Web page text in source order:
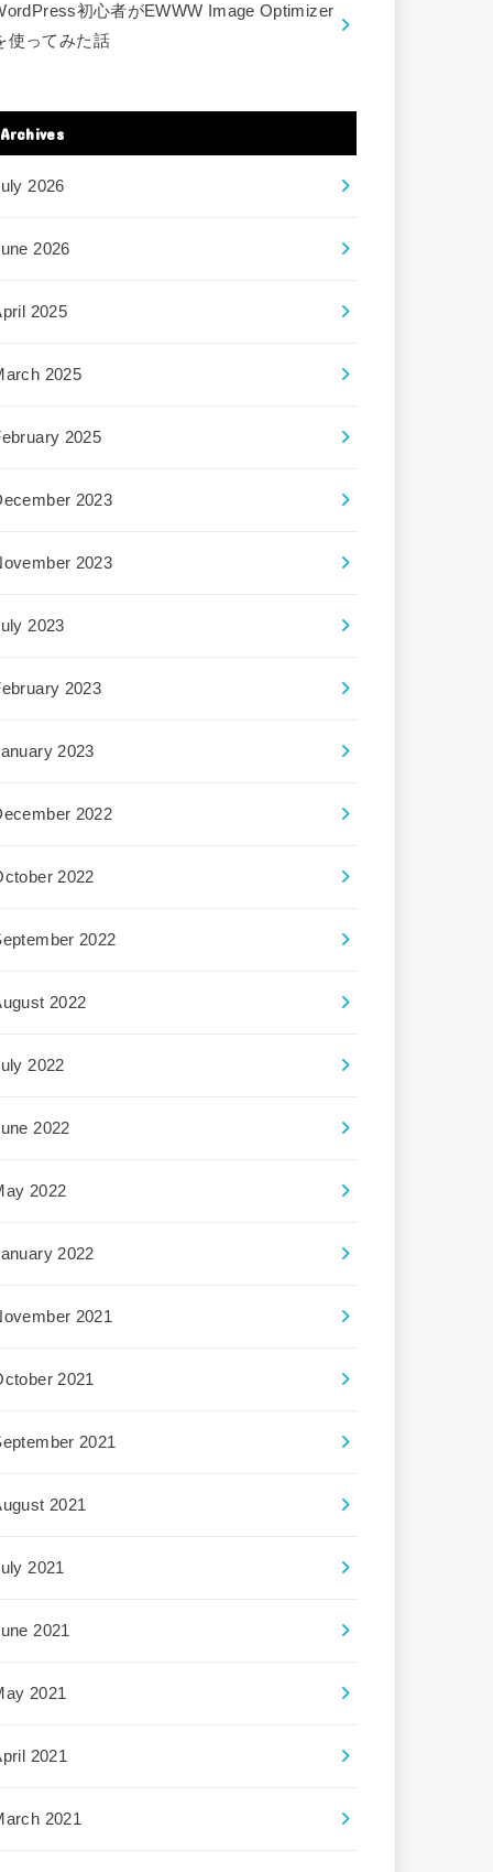
初心者がEWWW Image Optimizer
使ってみた話
Archives
2026
2026
2025
2025
2025
2023
2023
2023
2023
2023
2022
2022
2022
2022
2022
2022
2022
2022
2021
2021
2021
2021
2021
2021
2021
2021
2021